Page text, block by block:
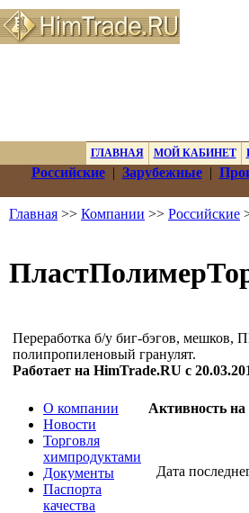
ГЛАВНАЯ МОЙ КАБИНЕТ
Российские| Зарубежные|
Главная >> Компании >> Российские
Переработка б/у биг-бэгов, мешков,
полипропиленовый гранулят.
Работает на HimTrade.RU с
О компании
Новости
Торговля
химпродуктами
Документы
Паспорта
качества
Активность
Дата